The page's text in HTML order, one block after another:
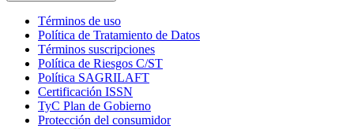
Términos de uso
in
new
window
Política de Tratamiento de Datos
Términos suscripciones
in
Política de Riesgos C/ST
Política SAGRILAFT
new
window
Certificación ISSN
in
new
TyC Plan de Gobierno
in
Protección del consumidorOpens